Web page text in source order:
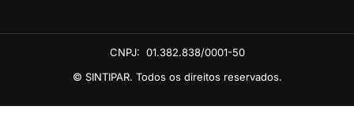
CNPJ: 01.382.838/0001-50
© SINTIPAR. Todos os direitos reservados.